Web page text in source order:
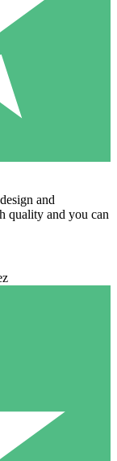
and
quality and you can